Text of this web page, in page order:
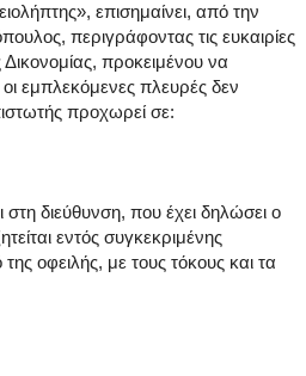
επισημαίνει, από την
περιγράφοντας τις ευκαιρίες
προκειμένου να
εμπλεκόμενες πλευρές δεν
προχωρεί σε:
στη διεύθυνση, που έχει δηλώσει ο
εντός συγκεκριμένης
οφειλής, με τους τόκους και τα